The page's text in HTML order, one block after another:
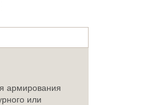
армирования
или